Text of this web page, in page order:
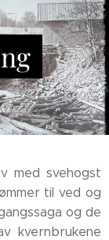
med svehogst
til ved og
og de
kvernbrukene